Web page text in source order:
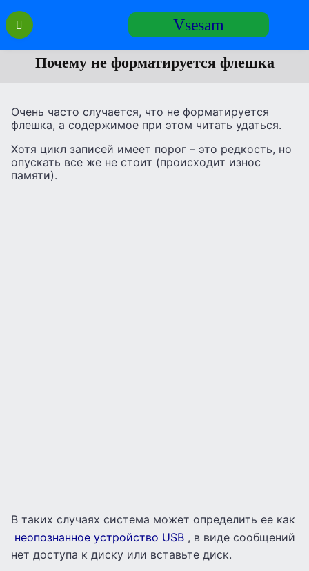
Перейти
содержанию
Vsesam
Почему не форматируется флешка
Очень часто случается, что не форматируется
флешка, а содержимое при этом читать удаться.
Хотя цикл записей имеет порог – это редкость, но
опускать все же не стоит (происходит износ
памяти).
В таких случаях система может определить ее как
неопознанное устройство USB , в виде сообщений
нет доступа к диску или вставьте диск.